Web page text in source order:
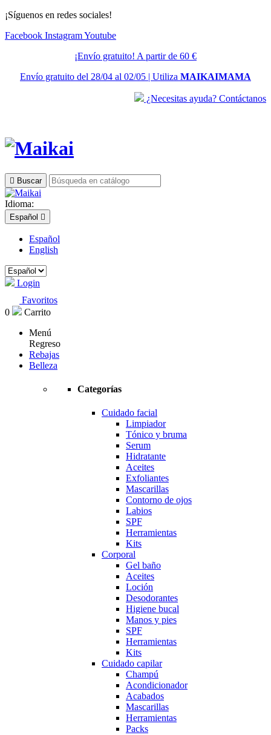
¡Síguenos en redes sociales!
Facebook InstagramYoutube
¡Envío gratuito! A partir de 60 €
Envío gratuito del 28/04 al 02/05 | Utiliza MAIKAIMAMA
¿Necesitas ayuda? Contáctanos
 Buscar
Idioma:
Español 
Español
English
Login
Favoritos
0
Carrito
Menú
Regreso
Rebajas
Belleza
Categorías
Cuidado facial
Limpiador
Tónico y bruma
Serum
Hidratante
Aceites
Exfoliantes
Mascarillas
Contorno de ojos
Labios
SPF
Herramientas
Kits
Corporal
Gel baño
Aceites
Loción
Desodorantes
Higiene bucal
Manos y pies
SPF
Herramientas
Kits
Cuidado capilar
Champú
Acondicionador
Acabados
Mascarillas
Herramientas
Packs